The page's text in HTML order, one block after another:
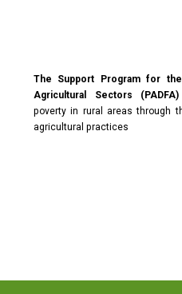
The Support Program for
Agricultural Sectors (PADFA)
poverty in rural areas through
agricultural practices